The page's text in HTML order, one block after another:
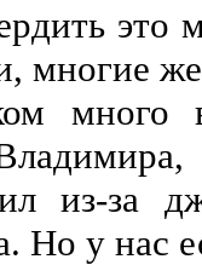
это
многие
много
из-за
Но у нас